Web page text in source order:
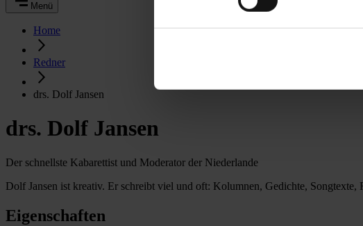
Menü
Home
Redner
drs. Dolf Jansen
drs. Dolf Jansen
Der schnellste Kabarettist und Moderator der Niederlande
Dolf Jansen ist kreativ. Er schreibt viel und oft: Kolumnen, Gedichte, Songtexte,
Eigenschaften